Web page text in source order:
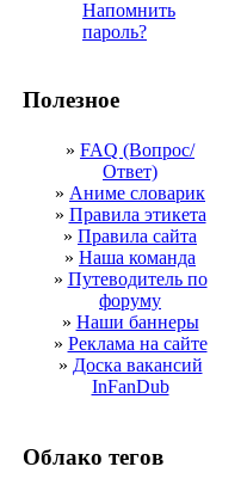
Напомнить
пароль?
Полезное
» FAQ (Вопрос/
Ответ)
» Аниме словарик
» Правила этикета
» Правила сайта
» Наша команда
» Путеводитель по
форуму
» Наши баннеры
» Реклама на сайте
» Доска вакансий
InFanDub
Облако тегов